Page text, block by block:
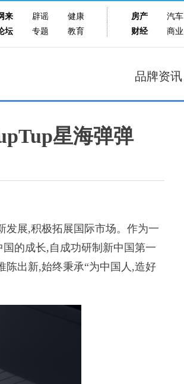
来 辟谣 健康 房产 汽车
坛 专题 教育 财经 商业
品牌资讯
星海弹弹
展,积极拓展国际市场。作为一
的成长,自成功研制新中国第一
陈出新,始终秉承“为中国人,造好